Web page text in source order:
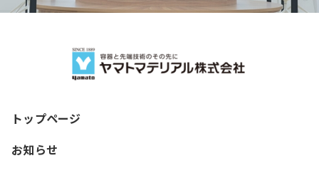
トップページ
お知らせ